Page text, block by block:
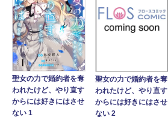
聖女の力で婚約者を奪
われたけど、やり直す
からには好きにはさせ
ない 1
聖女の力で婚約者を奪
われたけど、やり直す
からには好きにはさせ
ない 2